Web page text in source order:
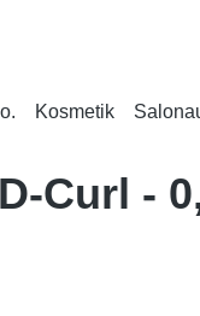
Kosmetik
Curl -